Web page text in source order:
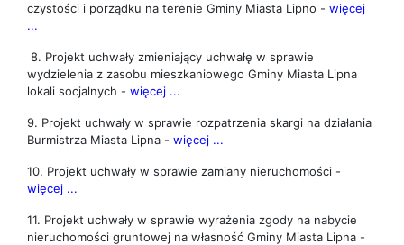
czystości i porządku na terenie Gminy Miasta Lipno - więcej
...
8. Projekt uchwały zmieniający uchwałę w sprawie
wydzielenia z zasobu mieszkaniowego Gminy Miasta Lipna
lokali socjalnych - więcej ...
9. Projekt uchwały w sprawie rozpatrzenia skargi na działania
Burmistrza Miasta Lipna - więcej ...
10. Projekt uchwały w sprawie zamiany nieruchomości -
więcej ...
11. Projekt uchwały w sprawie wyrażenia zgody na nabycie
nieruchomości gruntowej na własność Gminy Miasta Lipna -